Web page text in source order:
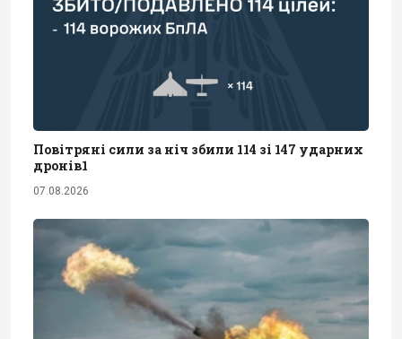
Повітряні сили за ніч збили 114 зі 147 ударних
дронів1
07.08.2026